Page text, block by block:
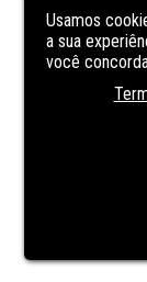
Usamos
a sua
você